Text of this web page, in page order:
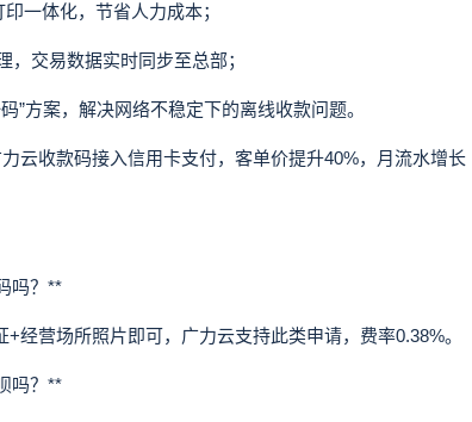
体化，节省人力成本；
交易数据实时同步至总部；
方案，解决网络不稳定下的离线收款问题。
收款码接入信用卡支付，客单价提升40%，月流水增长
吗？**
营场所照片即可，广力云支持此类申请，费率0.38%。
吗？**